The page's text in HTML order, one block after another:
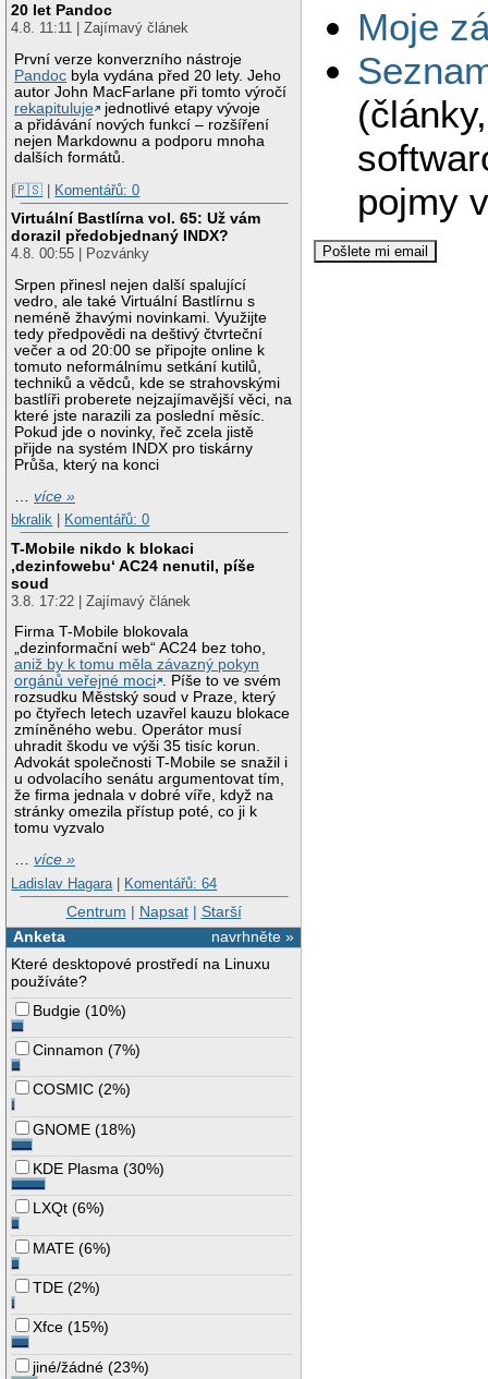
20 let Pandoc
4.8. 11:11 | Zajímavý článek
První verze konverzního nástroje
Pandoc byla vydána před 20 lety. Jeho
autor John MacFarlane při tomto výročí
rekapituluje
jednotlivé etapy vývoje
a přidávání nových funkcí – rozšíření
nejen Markdownu a podporu mnoha
dalších formátů.
|🇵🇸 | Komentářů: 0
Virtuální Bastlírna vol. 65: Už vám
dorazil předobjednaný INDX?
4.8. 00:55 | Pozvánky
Srpen přinesl nejen další spalující
vedro, ale také Virtuální Bastlírnu s
neméně žhavými novinkami. Využijte
tedy předpovědi na deštivý čtvrteční
večer a od 20:00 se připojte online k
tomuto neformálnímu setkání kutilů,
techniků a vědců, kde se strahovskými
bastlíři proberete nejzajímavější věci, na
které jste narazili za poslední měsíc.
Pokud jde o novinky, řeč zcela jistě
přijde na systém INDX pro tiskárny
Průša, který na konci
…více »
bkralik
Komentářů: 0
T-Mobile nikdo k blokaci
‚dezinfowebu‘ AC24 nenutil, píše
soud
3.8. 17:22 | Zajímavý článek
Firma T-Mobile blokovala
„dezinformační web“ AC24 bez toho,
aniž by k tomu měla závazný pokyn
orgánů veřejné moci . Píše to ve svém
rozsudku Městský soud v Praze, který
po čtyřech letech uzavřel kauzu blokace
zmíněného webu. Operátor musí
uhradit škodu ve výši 35 tisíc korun.
Advokát společnosti T-Mobile se snažil i
u odvolacího senátu argumentovat tím,
že firma jednala v dobré víře, když na
stránky omezila přístup poté, co ji k
tomu vyzvalo
…více »
Ladislav Hagara | Komentářů: 64
Centrum | Napsat| Starší
navrhněte »
Anketa
Které desktopové prostředí na Linuxu
používáte?
Budgie (10%)
Cinnamon (7%)
COSMIC (2%)
GNOME (18%)
KDE Plasma (30%)
LXQt (6%)
MATE (6%)
TDE (2%)
Xfce (15%)
jiné/žádné (23%)
Moje
pojmy